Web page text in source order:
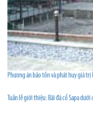
Phương án bảo tồn và phát huy giá
Tuần lễ giới thiệu: Bãi đá cổ Sapa